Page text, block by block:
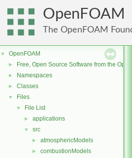
OpenFOAM
The OpenFOAM
▼ OpenFOAM
► Free, Open Source Software from the
► Namespaces
► Classes
▼ Files
▼ File List
► applications
▼ src
► atmosphericModels
► combustionModels